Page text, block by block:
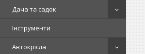
Дача та садок
Інструменти
Автокрісла